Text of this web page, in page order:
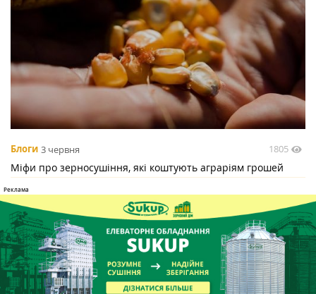
Блоги 3 червня 1805
Міфи про зерносушіння, які коштують аграріям грошей